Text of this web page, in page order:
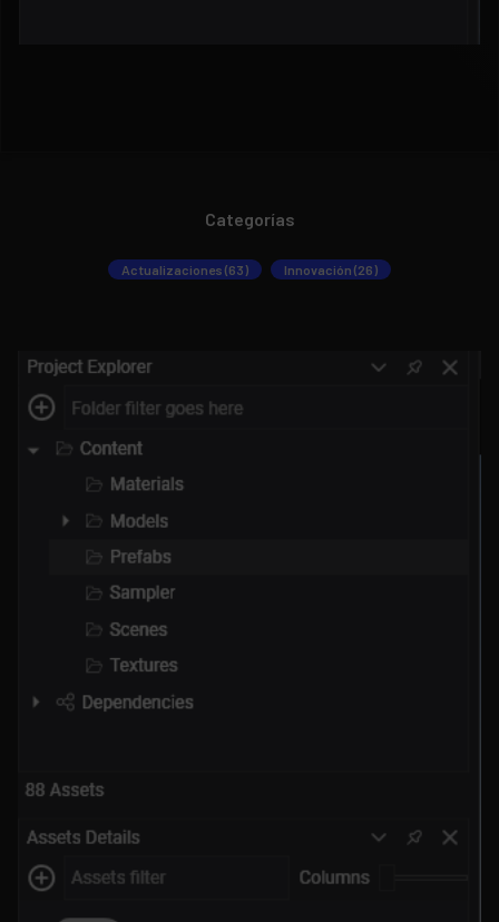
Categorías
Actualizaciones (63) Innovación (26)